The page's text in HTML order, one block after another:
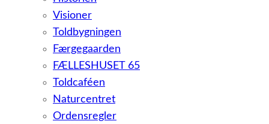
Visioner
Toldbygningen
Færgegaarden
FÆLLESHUSET 65
Toldcaféen
Naturcentret
Ordensregler